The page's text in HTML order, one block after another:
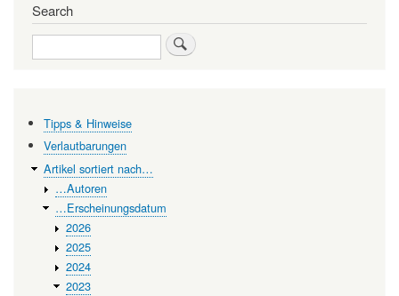
for
Probiotika
Erwartungen?
Search
Search
Tipps & Hinweise
Verlautbarungen
Artikel sortiert nach…
…Autoren
…Erscheinungsdatum
2026
2025
2024
2023